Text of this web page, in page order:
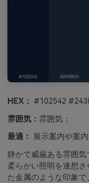
HEX： #102542
雰囲気： 雰囲気：
最適：
展示案内や案
静かで威厳ある雰囲気
柔らかい照明を連想
た金属のような印象で